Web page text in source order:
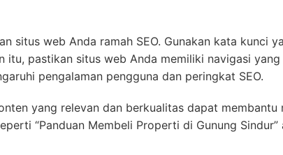
situs web Anda ramah SEO. Gunakan kata kunci
itu, pastikan situs web Anda memiliki navigasi
pengalaman pengguna dan peringkat SEO.
yang relevan dan berkualitas dapat
“Panduan Membeli Properti di Gunung Sindur”